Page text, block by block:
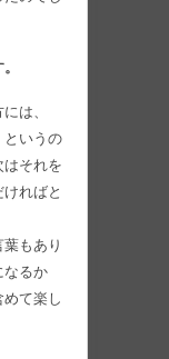
は、
というの
それを
ればと
もあり
なるか
て楽し